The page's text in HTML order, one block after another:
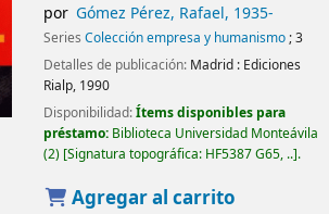
por Gómez Pérez, Rafael, 1935-
Series Colección empresa y humanismo; 3
Detalles de publicación: Madrid : Ediciones
Rialp, 1990
Disponibilidad:Ítems disponibles para
préstamo: Biblioteca Universidad Monteávila
(2) Signatura topográfica: HF5387 G65, .. .
Agregar al carrito